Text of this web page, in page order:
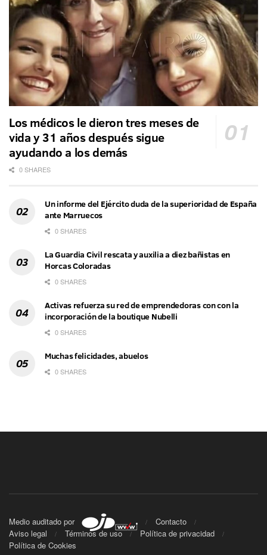
Los médicos le dieron tres meses de
vida y 31 años después sigue
ayudando a los demás
0 SHARES
Un informe del Ejército duda de la superioridad de España
ante Marruecos
0 SHARES
La Guardia Civil rescata y auxilia a diez bañistas en
Horcas Coloradas
0 SHARES
Activas refuerza su red de emprendedoras con con la
incorporación de la boutique Nubelli
0 SHARES
Muchas felicidades, abuelos
0 SHARES
Medio auditado por
Contacto
Aviso legal
Términos de uso
Política de privacidad
Política de Cookies